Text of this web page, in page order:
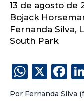
13 de agosto de
Bojack
Fernanda Silva,
South Park
W
h
X
F
a
Por Fernanda Silva